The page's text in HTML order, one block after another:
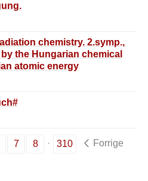
chemistry. 2.symp.,
the Hungarian chemical
atomic energy
Ed.by J.Dobo and
7 8 310
Forrige